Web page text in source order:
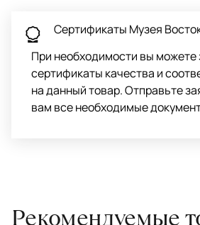
Обратитесь в салон, где приобретали
заборе ковра экспертом либо
Сертификаты Музея
При необходимости вы можете
сертификаты качества и
на данный товар. Отправьте
вам все необходимые
Рекомендуемые